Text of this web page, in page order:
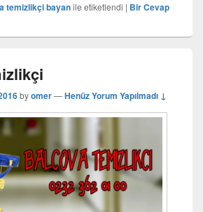
temizlikçi bayanile etiketlendi | Bir Cevap
byomer—Henüz Yorum Yapılmadı ↓